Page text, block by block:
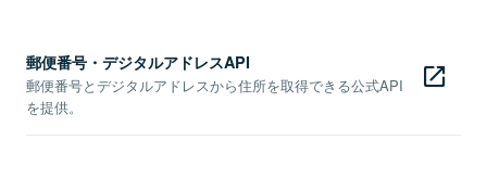
郵便番号・デジタルアドレスAPI
郵便番号とデジタルアドレスから住所を取得できる公式API
を提供。